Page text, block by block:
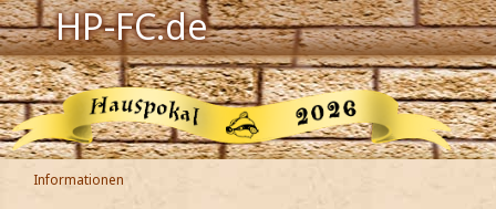
HP-FC.de
Navigation
Harry Potter
Der HP-FC
Informationen